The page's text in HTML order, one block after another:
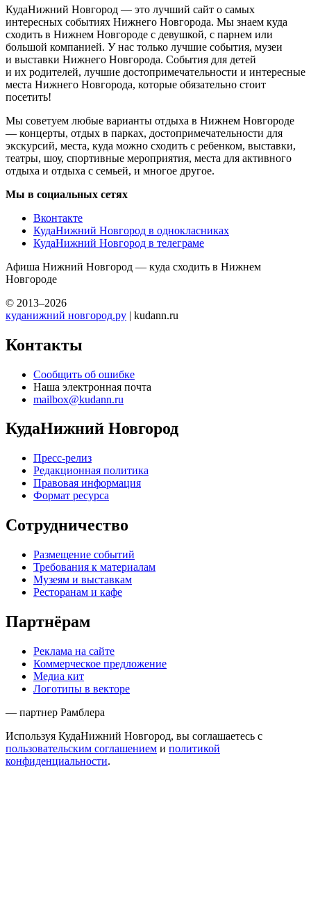
КудаНижний Новгород — это лучший сайт о самых
интересных событиях Нижнего Новгорода. Мы знаем куда
сходить в Нижнем Новгороде с девушкой, с парнем или
большой компанией. У нас только лучшие события, музеи
и выставки Нижнего Новгорода. События для детей
и их родителей, лучшие достопримечательности и интересные
места Нижнего Новгорода, которые обязательно стоит
посетить!
Мы советуем любые варианты отдыха в Нижнем Новгороде
— концерты, отдых в парках, достопримечательности для
экскурсий, места, куда можно сходить с ребенком, выставки,
театры, шоу, спортивные мероприятия, места для активного
отдыха и отдыха с семьей, и многое другое.
Мы в социальных сетях
Вконтакте
КудаНижний Новгород в однокласниках
КудаНижний Новгород в телеграме
Афиша Нижний Новгород — куда сходить в Нижнем
Новгороде
© 2013–2026
куданижний новгород.ру | kudann.ru
Контакты
Сообщить об ошибке
Наша электронная почта
mailbox@kudann.ru
КудаНижний Новгород
Пресс-релиз
Редакционная политика
Правовая информация
Формат ресурса
Сотрудничество
Размещение событий
Требования к материалам
Музеям и выставкам
Ресторанам и кафе
Партнёрам
Реклама на сайте
Коммерческое предложение
Медиа кит
Логотипы в векторе
— партнер Рамблера
Используя КудаНижний Новгород, вы соглашаетесь с
пользовательским соглашением и политикой
конфиденциальности.